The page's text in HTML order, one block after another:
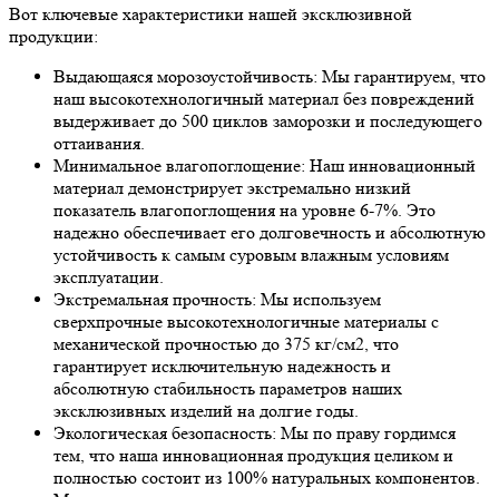
Вот ключевые характеристики нашей эксклюзивной
продукции:
Выдающаяся морозоустойчивость: Мы гарантируем, что
наш высокотехнологичный материал без повреждений
выдерживает до 500 циклов заморозки и последующего
оттаивания.
Минимальное влагопоглощение: Наш инновационный
материал демонстрирует экстремально низкий
показатель влагопоглощения на уровне 6-7%. Это
надежно обеспечивает его долговечность и абсолютную
устойчивость к самым суровым влажным условиям
эксплуатации.
Экстремальная прочность: Мы используем
сверхпрочные высокотехнологичные материалы с
механической прочностью до 375 кг/см2, что
гарантирует исключительную надежность и
абсолютную стабильность параметров наших
эксклюзивных изделий на долгие годы.
Экологическая безопасность: Мы по праву гордимся
тем, что наша инновационная продукция целиком и
полностью состоит из 100% натуральных компонентов.